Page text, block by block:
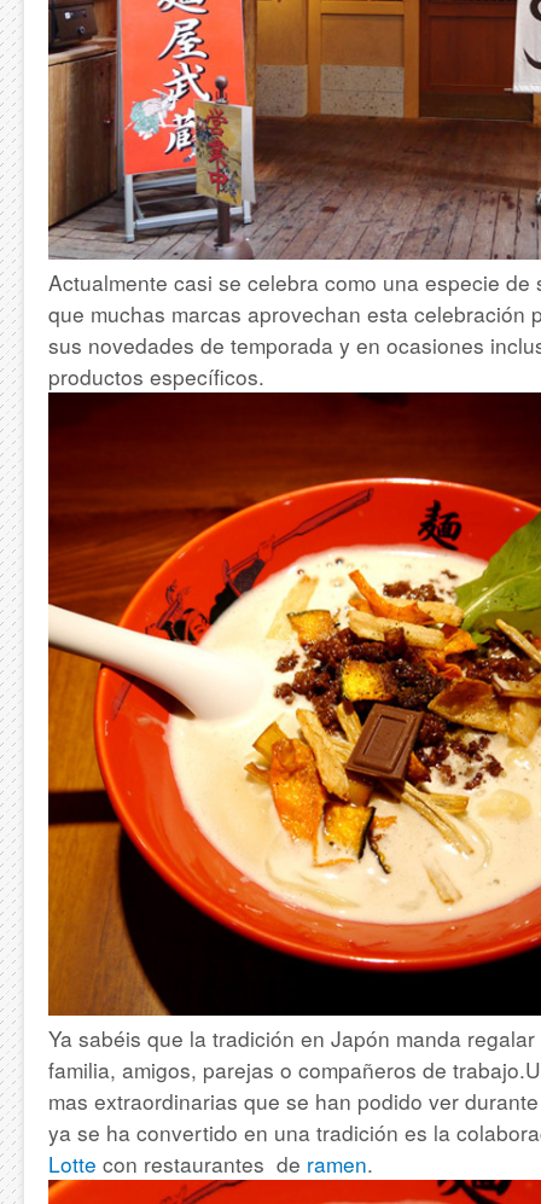
Actualmente casi se celebra como una especie de
que muchas marcas aprovechan esta celebración
sus novedades de temporada y en ocasiones
productos específicos.
Ya sabéis que la tradición en Japón manda
familia, amigos, parejas o compañeros de
mas extraordinarias que se han podido ver
ya se ha convertido en una tradición es la
Lotte con restaurantes de ramen.